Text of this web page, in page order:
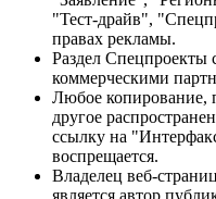
"Тест-драйв",
правах рекламы.
Раздел Спецпроекты
коммерческими
Любое копирование,
другое
ссылку на
воспрещается.
Владелец веб-
является автор